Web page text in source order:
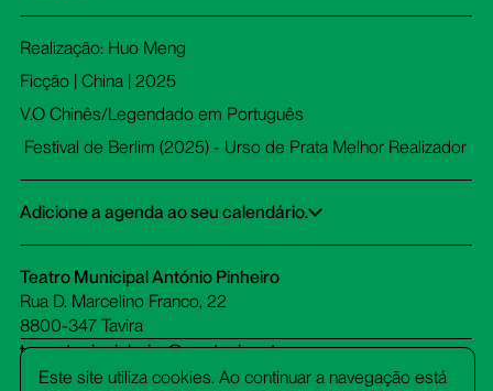
Realização: Huo Meng
Ficção | China | 2025
V.O Chinês/Legendado em Português
Festival de Berlim (2025) - Urso de Prata Melhor Realizador
Teatro Municipal António Pinheiro
Rua D. Marcelino Franco, 22
8800-347 Tavira
tm-antoniopinheiro@cm-tavira.pt
bilheteira.tm-antoniopinheiro@cm-tavira.pt
Adicione a agenda ao seu calendário.
Este site utiliza cookies. Ao continuar a navegação está